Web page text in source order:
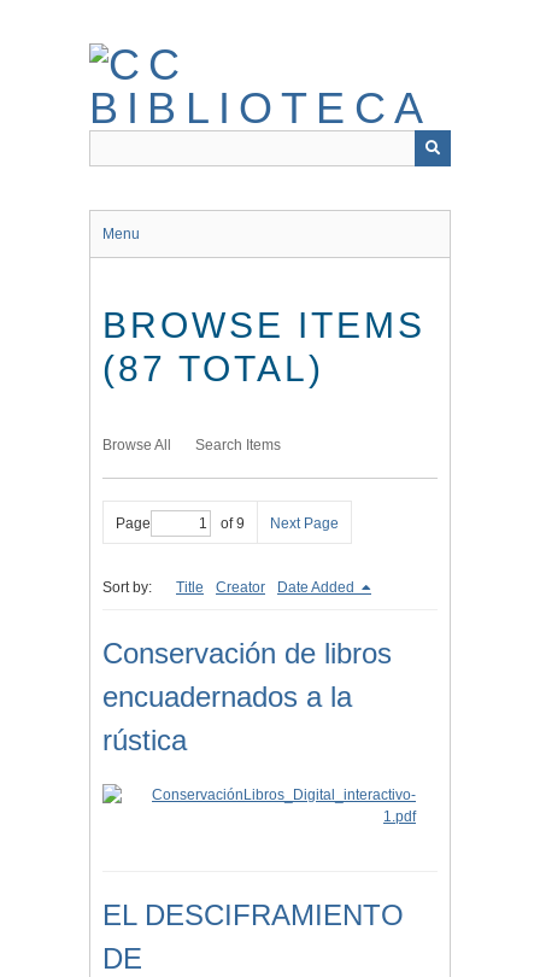
Menu
BROWSE ITEMS
(87 TOTAL)
Browse All Search Items
Page of 9 Next Page
Sort by: Title Creator Date Added
Conservación de libros
encuadernados a la
rústica
EL DESCIFRAMIENTO
DE